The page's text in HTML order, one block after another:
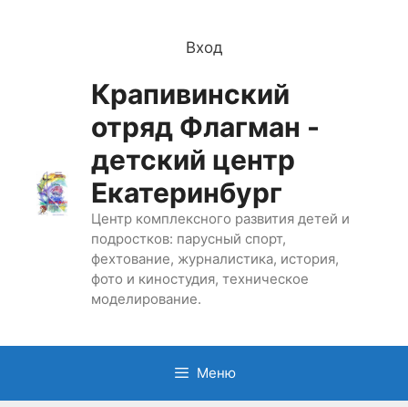
Вход
Крапивинский
отряд Флагман -
детский центр
Екатеринбург
Центр комплексного развития детей и
подростков: парусный спорт,
фехтование, журналистика, история,
фото и киностудия, техническое
моделирование.
Меню